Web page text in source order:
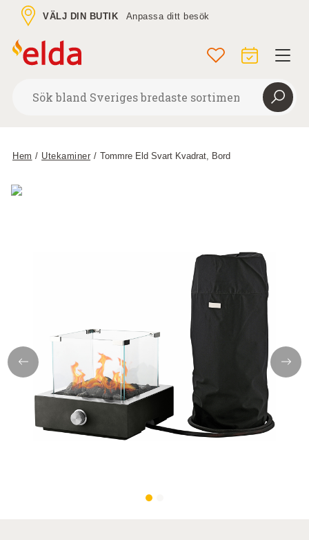
VÄLJ DIN BUTIK Anpassa ditt besök
Hem / Utekaminer / Tommre Eld Svart Kvadrat, Bord
Previous Next